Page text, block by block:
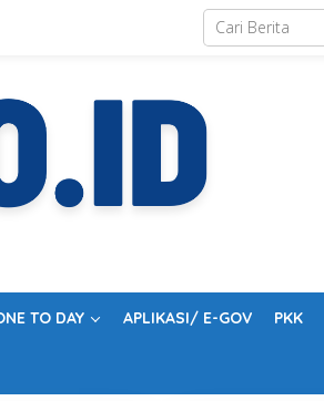
TO DAY APLIKASI/ E-GOV PKK